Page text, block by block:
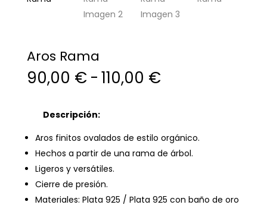
Aros Rama
90,00 € -110,00 €Rango
90,00 €
hasta
110,00 €
Descripción:
Aros finitos ovalados de estilo orgánico.
Hechos a partir de una rama de árbol.
Ligeros y versátiles.
Cierre de presión.
Materiales: Plata 925 / Plata 925 con baño de oro